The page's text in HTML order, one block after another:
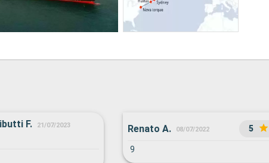
F. 21/07/2023 Renato A. 08/07/2022 5
9